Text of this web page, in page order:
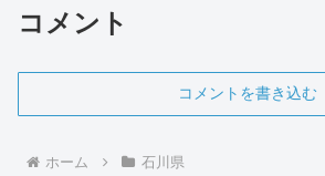
コメント
コメントを書き込む
ホーム 石川県